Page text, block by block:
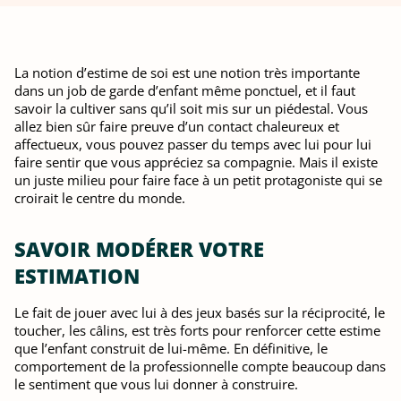
La notion d’estime de soi est une notion très importante
dans un job de garde d’enfant même ponctuel, et il faut
savoir la cultiver sans qu’il soit mis sur un piédestal. Vous
allez bien sûr faire preuve d’un contact chaleureux et
affectueux, vous pouvez passer du temps avec lui pour lui
faire sentir que vous appréciez sa compagnie. Mais il existe
un juste milieu pour faire face à un petit protagoniste qui se
croirait le centre du monde.
SAVOIR MODÉRER VOTRE
ESTIMATION
Le fait de jouer avec lui à des jeux basés sur la réciprocité, le
toucher, les câlins, est très forts pour renforcer cette estime
que l’enfant construit de lui-même. En définitive, le
comportement de la professionnelle compte beaucoup dans
le sentiment que vous lui donner à construire.